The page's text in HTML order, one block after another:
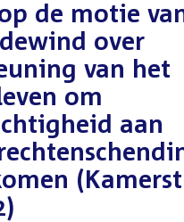
de motie
over
van het
om
aan